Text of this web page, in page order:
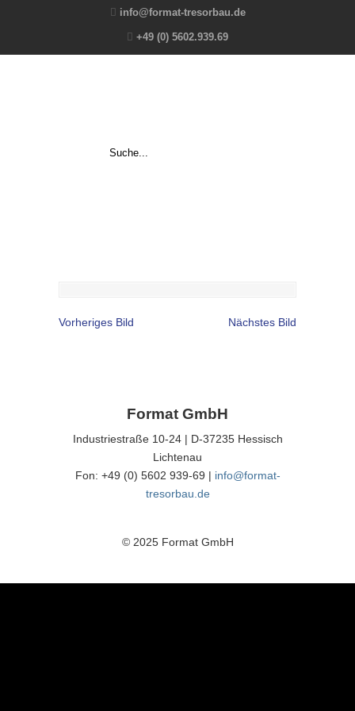
info@format-tresorbau.de
+49 (0) 5602.939.69
Vorheriges Bild Nächstes Bild
Format GmbH
Industriestraße 10-24 | D-37235 Hessisch
Lichtenau
Fon: +49 (0) 5602 939-69 | info@format-
tresorbau.de
© 2025 Format GmbH